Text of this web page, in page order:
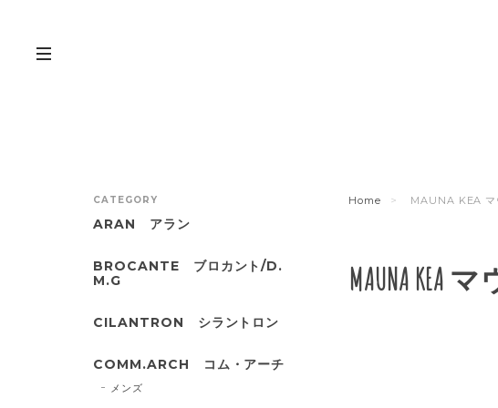
Home MAUNA KEA マ
MAUNA KEA
CATEGORY
ARAN アラン
BROCANTE ブロカント/D.
M.G
CILANTRON シラントロン
COMM.ARCH コム・アーチ
メンズ